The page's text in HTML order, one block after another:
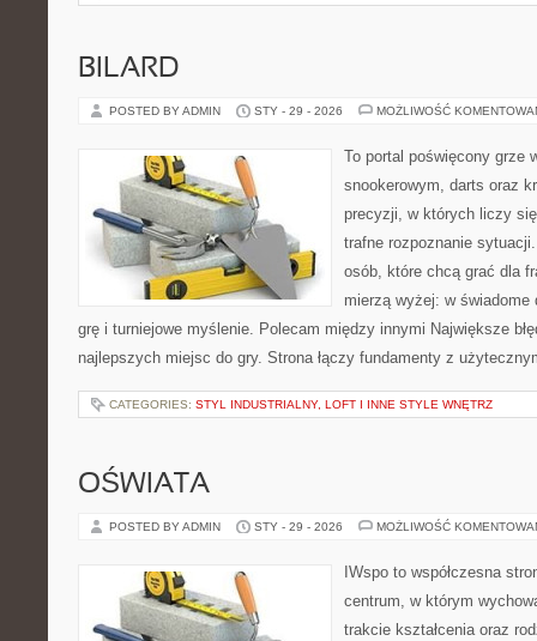
BILARD
POSTED BY ADMIN STY - 29 - 2026 MOŻLIWOŚĆ
To portal poświęcony grze
snookerowym, darts oraz
precyzji, w których liczy
trafne rozpoznanie
osób, które chcą grać dla
mierzą wyżej: w świadome
grę i turniejowe myślenie. Polecam między innymi Największe
najlepszych miejsc do gry. Strona łączy fundamenty z
CATEGORIES: STYL INDUSTRIALNY, LOFT I INNE STYLE WNĘTRZ
OŚWIATA
POSTED BY ADMIN STY - 29 - 2026 MOŻLIWOŚĆ
IWspo to współczesna
centrum, w którym
trakcie kształcenia oraz